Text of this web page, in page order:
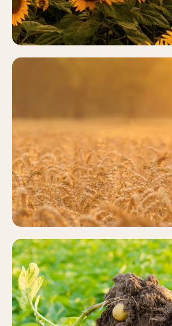
CEREALES
Más información
PATATA